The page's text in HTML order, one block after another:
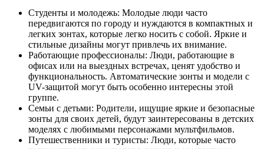
Студенты и молодежь: Молодые люди часто
передвигаются по городу и нуждаются в компактных и
легких зонтax, которые легко носить с собой. Яркие и
стильные дизайны могут привлечь их внимание.
Работающие профессионалы: Люди, работающие в
офисах или на выездных встречах, ценят удобство и
функциональность. Автоматические зонты и модели с
UV-защитой могут быть особенно интересны этой
группе.
Семьи с детьми: Родители, ищущие яркие и безопасные
зонты для своих детей, будут заинтересованы в детских
моделях с любимыми персонажами мультфильмов.
Путешественники и туристы: Люди, которые часто